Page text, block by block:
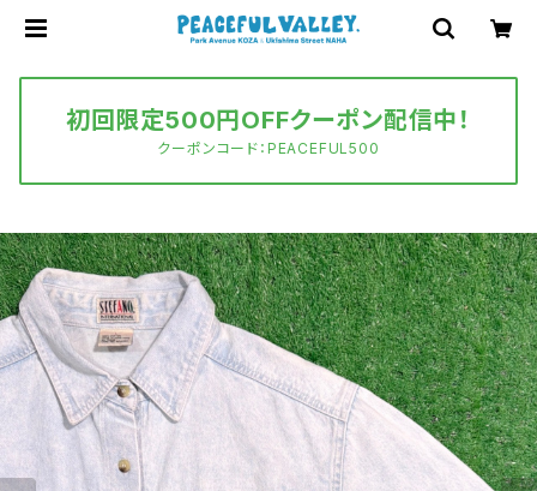
初回限定500円OFFクーポン配信中！
クーポンコード：PEACEFUL500